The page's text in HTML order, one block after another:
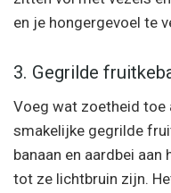
en je hongergevoel te
3. Gegrilde
Voeg wat zoetheid toe
smakelijke gegrilde
banaan en aardbei
tot ze lichtbruin zijn.